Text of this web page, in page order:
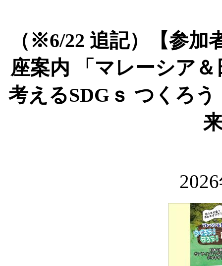
（※6/22 追記）【参加
座案内 「マレーシア
考えるSDGｓ つくろ